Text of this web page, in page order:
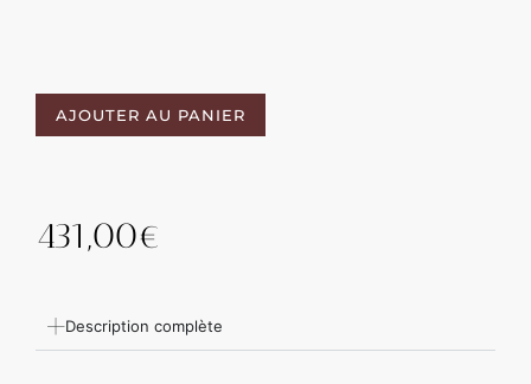
AJOUTER AU PANIER
431,00€
Description complète